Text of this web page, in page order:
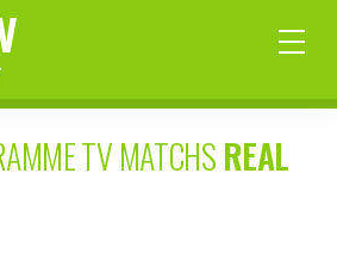
TV MATCHSREAL